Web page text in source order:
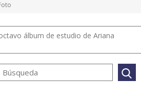
álbum de estudio de Ariana